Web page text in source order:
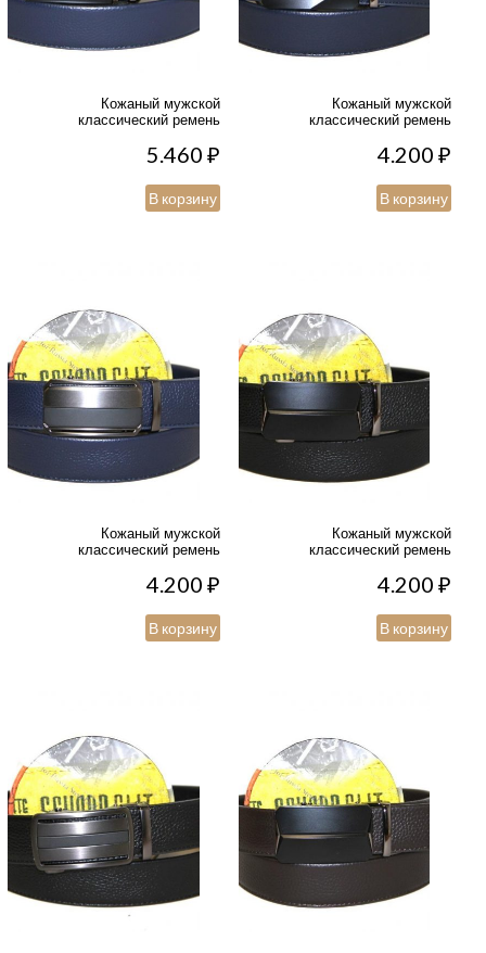
Кожаный мужской
классический ремень
5.460₽
В корзину
Кожаный мужской
классический ремень
4.200₽
В корзину
Кожаный мужской
классический ремень
4.200₽
В корзину
Кожаный мужской
классический ремень
4.200₽
В корзину